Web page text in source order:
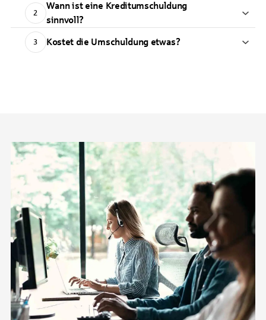
2
Wann ist eine Kreditumschuldung
sinnvoll?
3 Kostet die Umschuldung etwas?